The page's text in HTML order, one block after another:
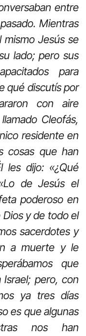
entre
Mientras
mismo Jesús se
lado; pero sus
para
qué discutís por
con aire
Cleofás,
residente en
cosas que han
les dijo: «¿Qué
de Jesús el
poderoso en
y de todo el
sacerdotes y
a muerte y le
que
Israel; pero, con
ya tres días
es que algunas
nos han